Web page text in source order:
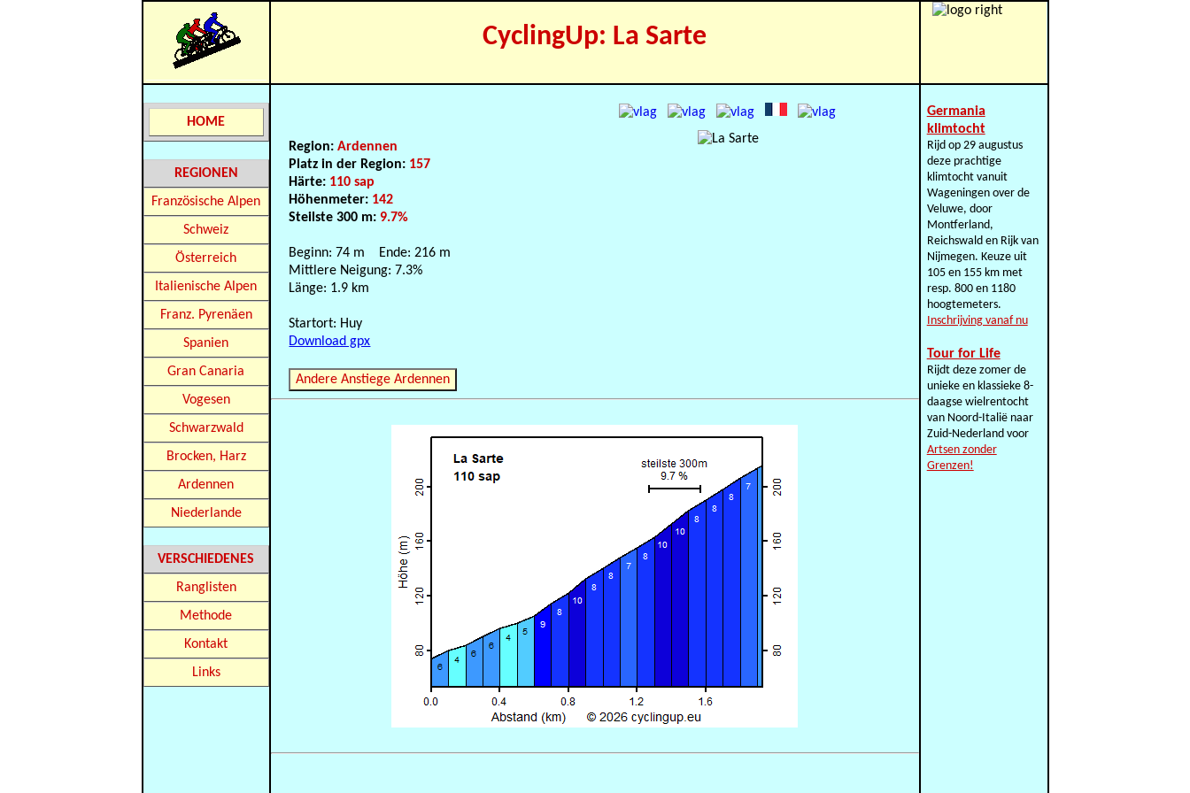
CyclingUp: La Sarte
HOME
REGIONEN
Französische Alpen
Schweiz
Österreich
Italienische Alpen
Franz. Pyrenäen
Spanien
Gran Canaria
Vogesen
Schwarzwald
Brocken, Harz
Ardennen
Niederlande
VERSCHIEDENES
Ranglisten
Methode
Kontakt
Links
Region:Ardennen
Platz in der Region: 157
Härte: 110 sap
Höhenmeter: 142
Steilste 300 m: 9.7%
Beginn: 74 m Ende: 216 m
Mittlere Neigung: 7.3%
Länge: 1.9 km
Startort: Huy
Download gpx
Andere Anstiege Ardennen
Germania
klimtocht
Rijd op 29 augustus
deze prachtige
klimtocht vanuit
Wageningen over de
Veluwe, door
Montferland,
Reichswald en Rijk van
Nijmegen. Keuze uit
105 en 155 km met
resp. 800 en 1180
hoogtemeters.
Inschrijving vanaf nu
Tour for Life
Rijdt deze zomer de
unieke en klassieke 8-
daagse wielrentocht
van Noord-Italië naar
Zuid-Nederland voor
Artsen zonder
Grenzen!